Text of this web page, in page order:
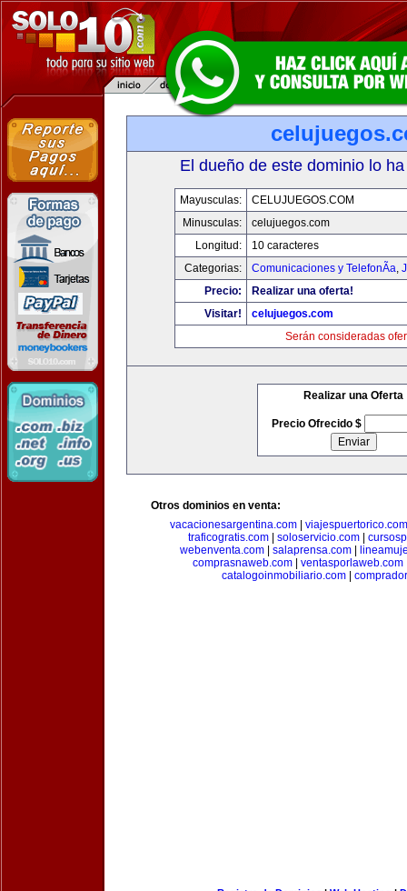
El dueño de este dominio lo
Mayusculas:
CELUJUEGOS.COM
Minusculas:
celujuegos.com
Longitud:
10 caracteres
Categorias:
Comunicaciones y TelefonÃ­a,
Precio:
Realizar una oferta!
Visitar!
celujuegos.com
Serán consideradas
Realizar una Oferta
Precio Ofrecido $
Otros dominios en venta:
vacacionesargentina.com
viajespuertorico.com
traficogratis.com| soloservicio.com|
webenventa.com
salaprensa.com
comprasnaweb.com
ventasporlaweb.com
catalogoinmobiliario.com|